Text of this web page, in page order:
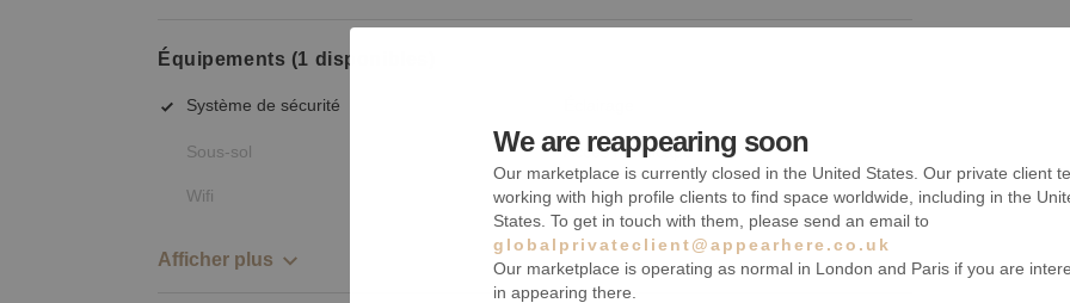
Équipements (1 disponibles)
Système de sécurité
Sous-sol Accès handicapé
Wifi Parking
Afficher plus
We are reappearing soon
Our marketplace is currently closed in the United States. Our private client
working with high profile clients to find space worldwide, including in the
States. To get in touch with them, please send an email to
globalprivateclient@appearhere.co.uk
Our marketplace is operating as normal in London and Paris if you are
in appearing there.